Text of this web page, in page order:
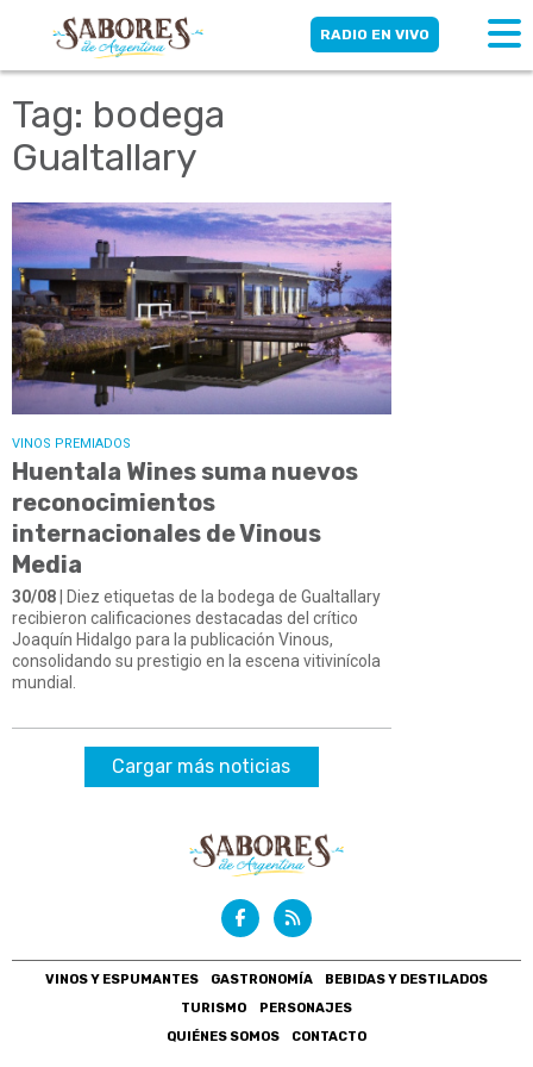
RADIO EN VIVO
Tag: bodega
Gualtallary
VINOS PREMIADOS
Huentala Wines suma nuevos
reconocimientos
internacionales de Vinous
Media
30/08 | Diez etiquetas de la bodega de Gualtallary
recibieron calificaciones destacadas del crítico
Joaquín Hidalgo para la publicación Vinous,
consolidando su prestigio en la escena vitivinícola
mundial.
Cargar más noticias
VINOS Y ESPUMANTES GASTRONOMÍA
BEBIDAS Y DESTILADOS
TURISMO
PERSONAJES
QUIÉNES SOMOS
CONTACTO